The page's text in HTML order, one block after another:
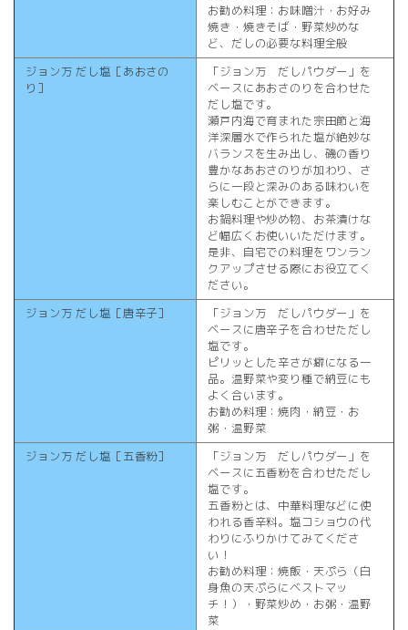
お勧め料理：お味噌汁・お好み
焼き・焼きそば・野菜炒めな
ど、だしの必要な料理全般
ジョン万 だし塩［あおさの
り］
「ジョン万 だしパウダー」を
ベースにあおさのりを合わせた
だし塩です。
瀬戸内海で育まれた宗田節と海
洋深層水で作られた塩が絶妙な
バランスを生み出し、磯の香り
豊かなあおさのりが加わり、さ
らに一段と深みのある味わいを
楽しむことができます。
お鍋料理や炒め物、お茶漬けな
ど幅広くお使いいただけます。
是非、自宅での料理をワンラン
クアップさせる際にお役立てく
ださい。
ジョン万 だし塩［唐辛子］
「ジョン万 だしパウダー」を
ベースに唐辛子を合わせただし
塩です。
ピリッとした辛さが癖になる一
品。温野菜や変り種で納豆にも
よく合います。
お勧め料理：焼肉・納豆・お
粥・温野菜
ジョン万 だし塩［五香粉］
「ジョン万 だしパウダー」を
ベースに五香粉を合わせただし
塩です。
五香粉とは、中華料理などに使
われる香辛料。塩コショウの代
わりにふりかけてみてくださ
い！
お勧め料理：焼飯・天ぷら（白
身魚の天ぷらにベストマッ
チ！）・野菜炒め・お粥・温野
菜